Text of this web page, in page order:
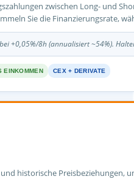
zwischen Long- und
Sie die Finanzierungsrate,
+0,05%/8h (annualisiert ~54%).
EINKOMMEN CEX + DERIVATE
historische Preisbeziehungen,